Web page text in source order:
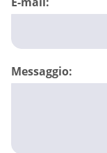
Messaggio: